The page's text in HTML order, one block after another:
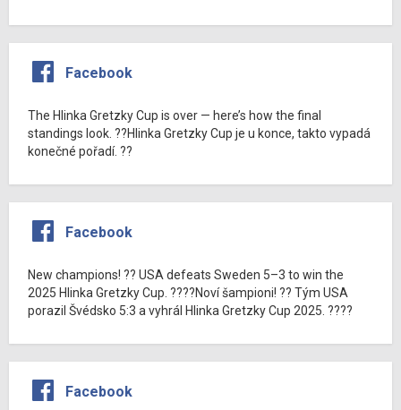
Facebook
The Hlinka Gretzky Cup is over — here’s how the final
standings look. ??Hlinka Gretzky Cup je u konce, takto vypadá
konečné pořadí. ??
Facebook
New champions! ?? USA defeats Sweden 5–3 to win the
2025 Hlinka Gretzky Cup. ????Noví šampioni! ?? Tým USA
porazil Švédsko 5:3 a vyhrál Hlinka Gretzky Cup 2025. ????
Facebook